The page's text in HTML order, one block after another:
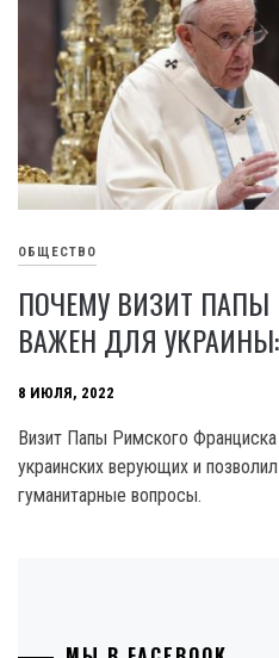
ОБЩЕСТВО
ПОЧЕМУ ВИЗИТ ПАПЫ
ВАЖЕН ДЛЯ
8 ИЮЛЯ, 2022
Визит Папы Римского
украинских верующих и
гуманитарные вопросы.